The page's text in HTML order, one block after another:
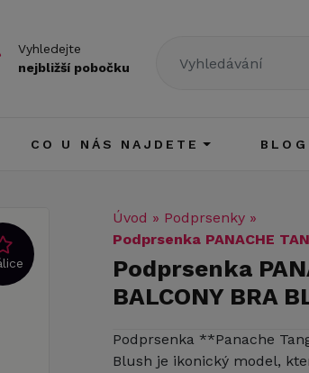
Vyhledejte
nejbližší pobočku
CO U NÁS NAJDETE BLOG
Úvod » Podprsenky »
Podprsenka PANACHE
Podprsenka
BALCONY BRA
Podprsenka **Panache
Blush je ikonický model,